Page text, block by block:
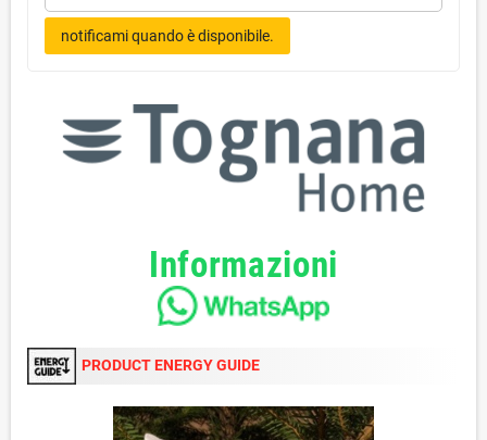
notificami quando è disponibile.
Informazioni
PRODUCT ENERGY GUIDE